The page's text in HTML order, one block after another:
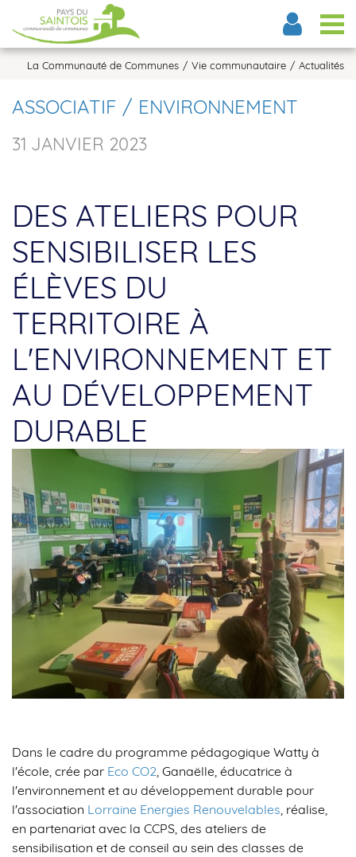
La Communauté de Communes Vie communautaire Actualités
ASSOCIATIF / ENVIRONNEMENT
31 JANVIER 2023
DES ATELIERS POUR
SENSIBILISER LES
ÉLÈVES DU
TERRITOIRE À
L'ENVIRONNEMENT ET
AU DÉVELOPPEMENT
DURABLE
Dans le cadre du programme pédagogique Watty à
l'école, crée par Eco CO2 , Ganaëlle, éducatrice à
l'environnement et au développement durable pour
l'association Lorraine Energies Renouvelables , réalise,
en partenariat avec la CCPS, des ateliers de
sensibilisation et de conseil au sein des classes de